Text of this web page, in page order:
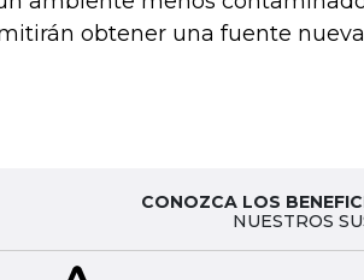
obtener una fuente
CONOZCA LOS
NUESTROS